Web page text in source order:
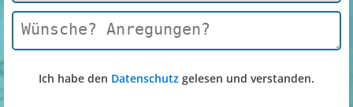
Ich habe den Datenschutz gelesen und verstanden.